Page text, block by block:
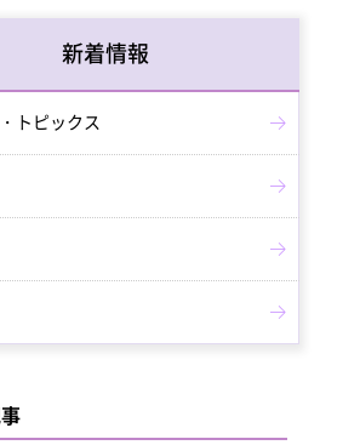
新着情報
トピックス